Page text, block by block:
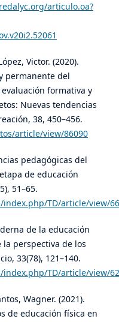
articulo.oa?
Victor. (2020).
permanente del
formativa y
Nuevas tendencias
38, 450–456.
article/view/86090
pedagógicas del
de educación
51–65.
TD/article/view/
de la educación
perspectiva de los
33(78), 121–140.
TD/article/view/
Wagner. (2021).
de educación física en